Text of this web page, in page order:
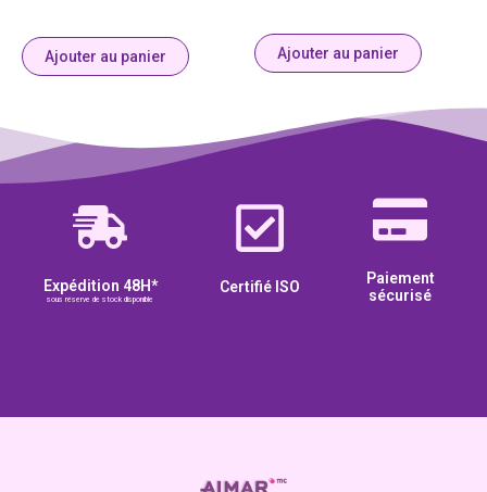
Ajouter au panier Ajouter au panier
Expédition 48H*
sous réserve de stock disponible
Certifié ISO
Paiement
sécurisé